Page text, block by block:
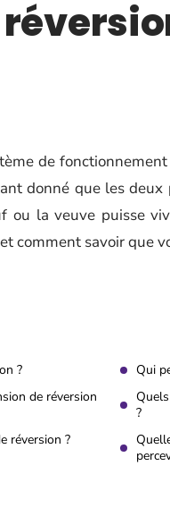
de
donné que les
la veuve puisse
comment savoir que
?
Qui
de réversion
?
réversion ?